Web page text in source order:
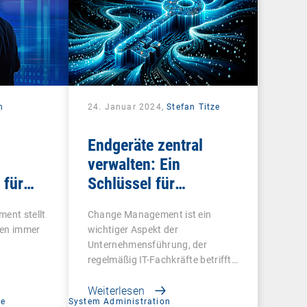
für
stellt
immer
24. Januar 2024,Stefan Titze
Endgeräte zentral
verwalten: Ein
Schlüssel für
Management
Change Management ist ein
wichtiger Aspekt der
Unternehmensführung, der
regelmäßig IT-Fachkräfte betrifft.
Weiterlesen
System Administration